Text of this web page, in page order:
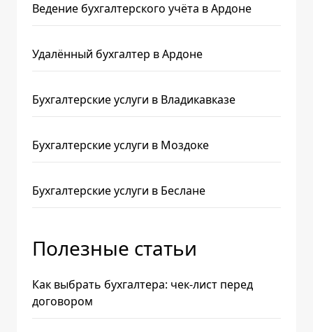
Ведение бухгалтерского учёта в Ардоне
Удалённый бухгалтер в Ардоне
Бухгалтерские услуги в Владикавказе
Бухгалтерские услуги в Моздоке
Бухгалтерские услуги в Беслане
Полезные статьи
Как выбрать бухгалтера: чек-лист перед
договором